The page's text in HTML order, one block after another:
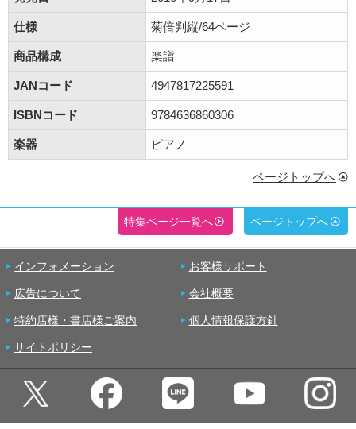
仕様 菊倍判縦/64ページ
商品構成 楽譜
JANコード 4947817225591
ISBNコード 9784636860306
楽器 ピアノ
ページトップへ
特集ページ一覧へ ページトップへ
インフォメーション お客様サポート
広告について 会社概要
特約店様・書店様ご案内 個人情報保護方針
サイトポリシー